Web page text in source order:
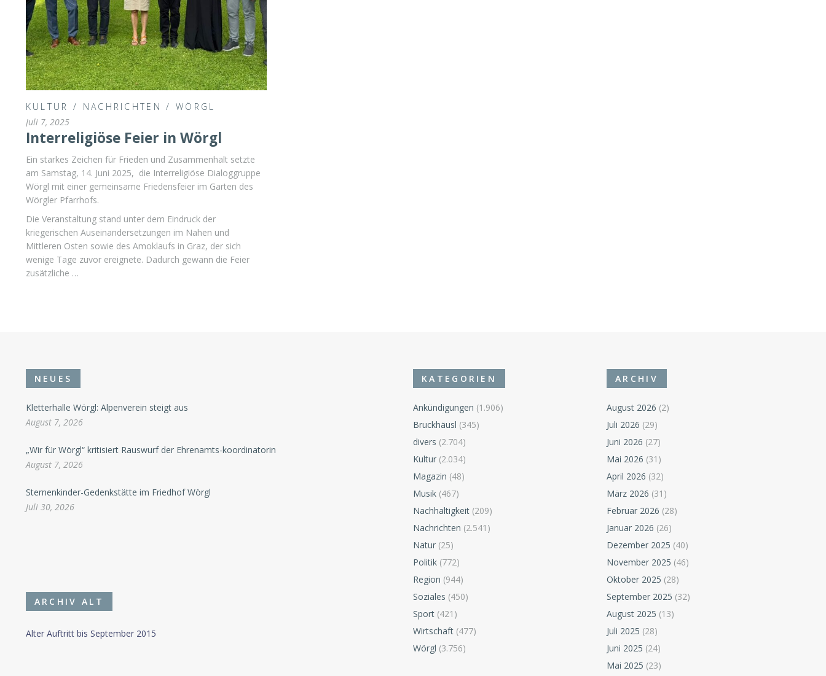
KULTUR / NACHRICHTEN / WÖRGL
Juli 7, 2025
Interreligiöse Feier in Wörgl
Ein starkes Zeichen für Frieden und Zusammenhalt setzte
am Samstag, 14. Juni 2025, die Interreligiöse Dialoggruppe
Wörgl mit einer gemeinsame Friedensfeier im Garten des
Wörgler Pfarrhofs.
Die Veranstaltung stand unter dem Eindruck der
kriegerischen Auseinandersetzungen im Nahen und
Mittleren Osten sowie des Amoklaufs in Graz, der sich
wenige Tage zuvor ereignete. Dadurch gewann die Feier
zusätzliche …
NEUES
Kletterhalle Wörgl: Alpenverein steigt aus
August 7, 2026
„Wir für Wörgl“ kritisiert Rauswurf der Ehrenamts-koordinatorin
August 7, 2026
Sternenkinder-Gedenkstätte im Friedhof Wörgl
Juli 30, 2026
ARCHIV ALT
Alter Auftritt bis September 2015
KATEGORIEN
Ankündigungen (1.906)
Bruckhäusl (345)
divers (2.704)
Kultur (2.034)
Magazin (48)
Musik (467)
Nachhaltigkeit (209)
Nachrichten (2.541)
Natur (25)
Politik (772)
Region (944)
Soziales (450)
Sport (421)
Wirtschaft (477)
Wörgl (3.756)
ARCHIV
August 2026 (2)
Juli 2026 (29)
Juni 2026 (27)
Mai 2026 (31)
April 2026 (32)
März 2026 (31)
Februar 2026 (28)
Januar 2026 (26)
Dezember 2025 (40)
November 2025 (46)
Oktober 2025 (28)
September 2025 (32)
August 2025 (13)
Juli 2025 (28)
Juni 2025 (24)
Mai 2025 (23)